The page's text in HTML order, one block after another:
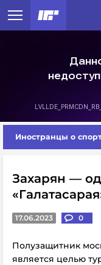
Иностранцы о
Захарян —
17.06.2023 0
Полузащитник
является целью